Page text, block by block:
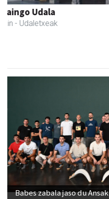
Leizaran Institutua
Andoain - Hezkuntza
Babes zabala jaso du Ansak